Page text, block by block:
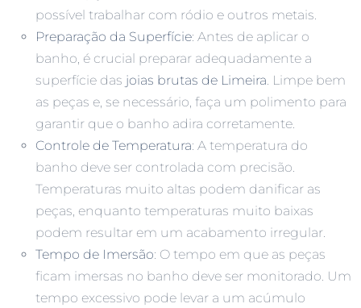
possível trabalhar com ródio e outros metais.
Preparação da Superfície: Antes de aplicar o
banho, é crucial preparar adequadamente a
superfície das joias brutas de Limeira . Limpe bem
as peças e, se necessário, faça um polimento para
garantir que o banho adira corretamente.
Controle de Temperatura: A temperatura do
banho deve ser controlada com precisão.
Temperaturas muito altas podem danificar as
peças, enquanto temperaturas muito baixas
podem resultar em um acabamento irregular.
Tempo de Imersão: O tempo em que as peças
ficam imersas no banho deve ser monitorado. Um
tempo excessivo pode levar a um acúmulo